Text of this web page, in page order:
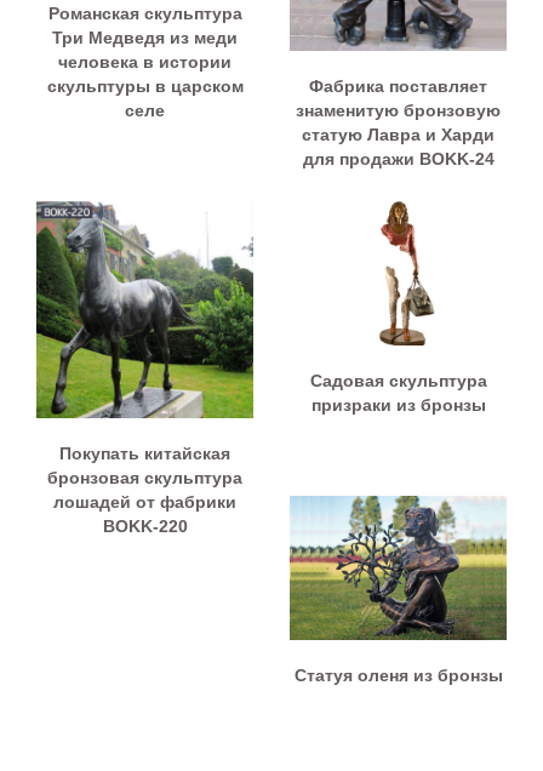
Романская скульптура
Три Медведя из меди
человека в истории
скульптуры в царском
селе
Фабрика поставляет
знаменитую бронзовую
статую Лавра и Харди
для продажи BOKK-24
Покупать китайская
бронзовая скульптура
лошадей от фабрики
BOKK-220
Садовая скульптура
призраки из бронзы
Статуя оленя из бронзы